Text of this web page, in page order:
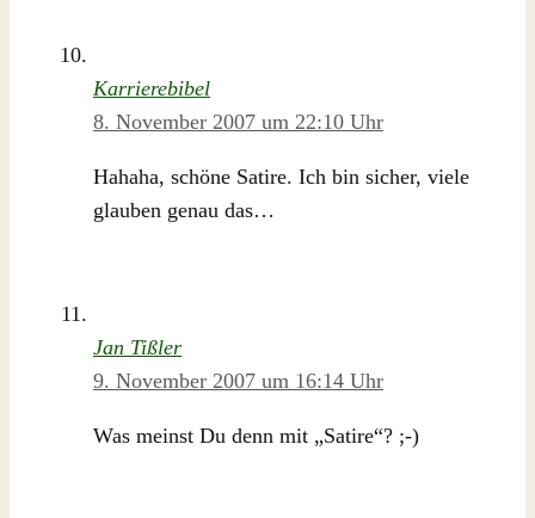
Karrierebibel
8. November 2007 um 22:10 Uhr
Hahaha, schöne Satire. Ich bin sicher, viele
glauben genau das…
Jan Tißler
9. November 2007 um 16:14 Uhr
Was meinst Du denn mit „Satire“? ;-)